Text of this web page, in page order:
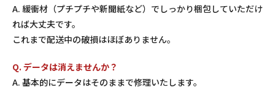
A. 緩衝材（プチプチや新聞紙など）でしっかり梱包していただけ
れば大丈夫です。
これまで配送中の破損はほぼありません。
Q. データは消えませんか？
A. 基本的にデータはそのままで修理いたします。